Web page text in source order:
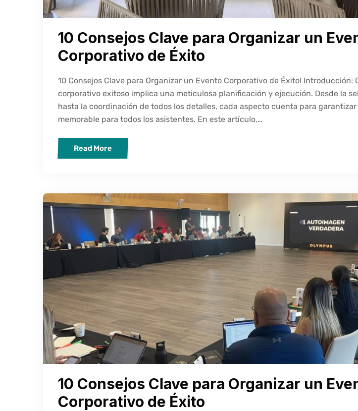
10 Consejos Clave para Organizar un
Corporativo de Éxito
10 Consejos Clave para Organizar un Evento Corporativo de Éxito! Introducción:
corporativo exitoso implica una meticulosa planificación y ejecución. Desde la
hasta la coordinación de todos los detalles, cada aspecto cuenta para
memorable para todos los asistentes. En este artículo,…
Read More
10 Consejos Clave para Organizar un
Corporativo de Éxito